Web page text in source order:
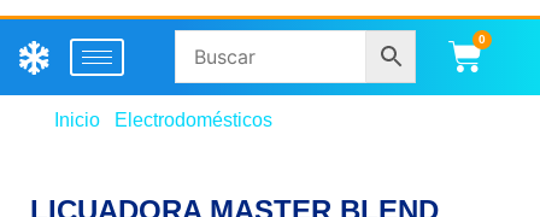
0
Inicio Electrodomésticos